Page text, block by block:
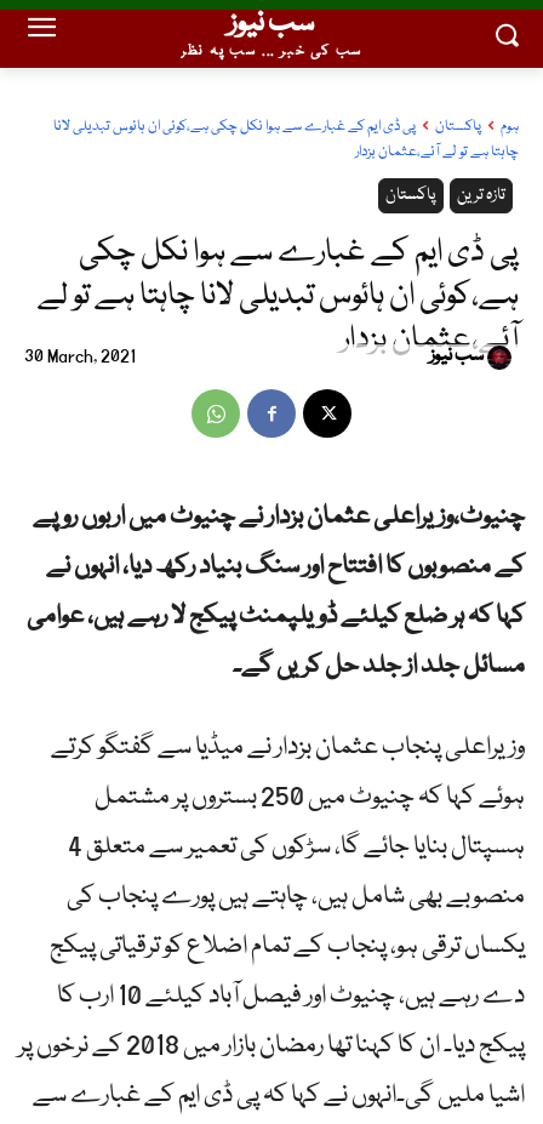
سب نیوز
سب کی خبر ... سب پہ نظر
ہوم پاکستان
پی ڈی ایم کے غبارے سے ہوا نکل چکی ہے،کوئی ان ہائوس تبدیلی لانا
چاہتا ہے تو لے آئے،عثمان بزدار
پاکستان تازہ ترین
پی ڈی ایم کے غبارے سے ہوا نکل چکی
ہے،کوئی ان ہائوس تبدیلی لانا چاہتا ہے تو لے
آئے،عثمان بزدار
30 March, 2021 سب نیوز
چنیوٹ،وزیراعلی عثمان بزدار نے چنیوٹ میں اربوں روپے
کے منصوبوں کا افتتاح اور سنگ بنیاد رکھ دیا، انہوں نے
کہا کہ ہر ضلع کیلئے ڈویلپمنٹ پیکج لا رہے ہیں، عوامی
مسائل جلد از جلد حل کریں گے۔
وزیراعلی پنجاب عثمان بزدار نے میڈیا سے گفتگو کرتے
ہوئے کہا کہ چنیوٹ میں 250 بستروں پر مشتمل
ہسپتال بنایا جائے گا، سڑکوں کی تعمیر سے متعلق 4
منصوبے بھی شامل ہیں، چاہتے ہیں پورے پنجاب کی
یکساں ترقی ہو، پنجاب کے تمام اضلاع کو ترقیاتی پیکج
دے رہے ہیں، چنیوٹ اور فیصل آباد کیلئے 10 ارب کا
پیکج دیا۔ ان کا کہنا تھا رمضان بازار میں 2018 کے نرخوں پر
اشیا ملیں گی۔انہوں نے کہا کہ پی ڈی ایم کے غبارے سے